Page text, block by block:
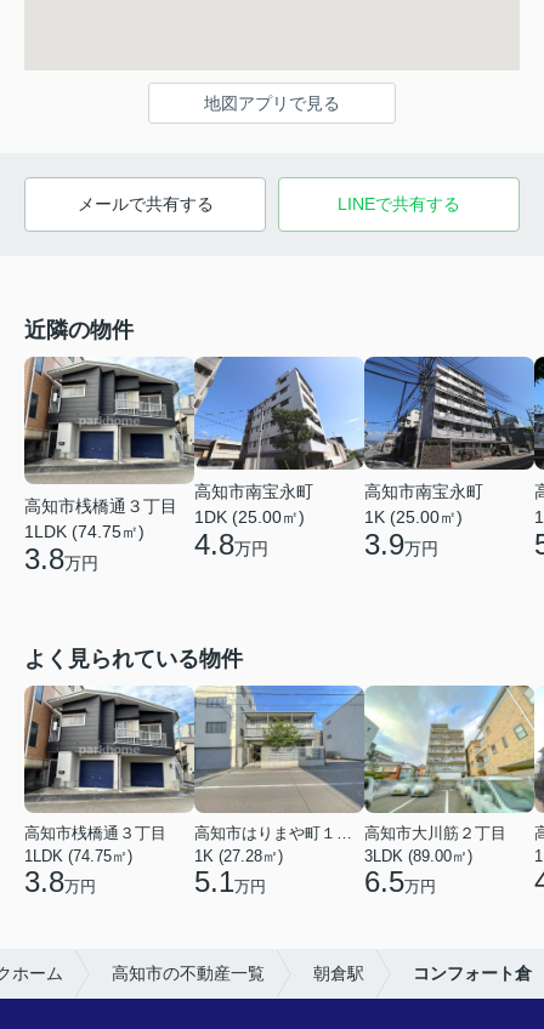
地図アプリで見る
メールで共有する LINEで共有する
近隣の物件
高知市桟橋通３丁目
1LDK (74.75㎡)
3.8万円
高知市南宝永町
1DK (25.00㎡)
4.8万円
高知市南宝永町
1K (25.00㎡)
3.9万円
よく見られている物件
高知市桟橋通３丁目
1LDK (74.75㎡)
3.8万円
高知市はりまや町１丁目
1K (27.28㎡)
5.1万円
高知市大川筋２丁目
3LDK (89.00㎡)
6.5万円
ホーム 高知市の不動産一覧 朝倉駅 コンフォート倉